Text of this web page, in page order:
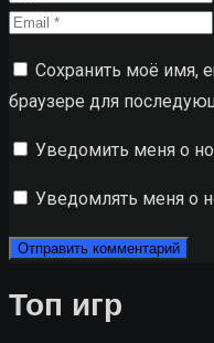
Сохранить моё имя,
браузере для
Уведомить меня о
Уведомлять меня о
Топ игр